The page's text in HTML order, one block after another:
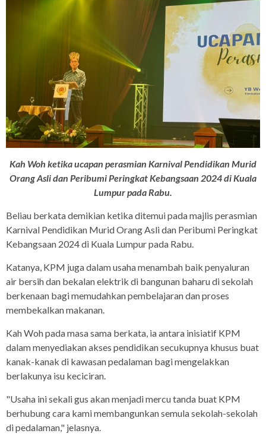
Kah Woh ketika ucapan perasmian Karnival Pendidikan Murid
Orang Asli dan Peribumi Peringkat Kebangsaan 2024 di Kuala
Lumpur pada Rabu.
Beliau berkata demikian ketika ditemui pada majlis perasmian
Karnival Pendidikan Murid Orang Asli dan Peribumi Peringkat
Kebangsaan 2024 di Kuala Lumpur pada Rabu.
Katanya, KPM juga dalam usaha menambah baik penyaluran
air bersih dan bekalan elektrik di bangunan baharu di sekolah
berkenaan bagi memudahkan pembelajaran dan proses
membekalkan makanan.
Kah Woh pada masa sama berkata, ia antara inisiatif KPM
dalam menyediakan akses pendidikan secukupnya khusus buat
kanak-kanak di kawasan pedalaman bagi mengelakkan
berlakunya isu keciciran.
"Usaha ini sekali gus akan menjadi mercu tanda buat KPM
berhubung cara kami membangunkan semula sekolah-sekolah
di pedalaman," jelasnya.